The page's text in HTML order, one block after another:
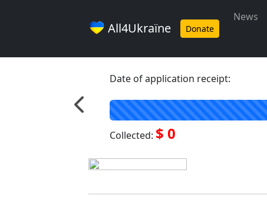
All4Ukraїne Donate
News
Date of application receipt:
Collected: $ 0